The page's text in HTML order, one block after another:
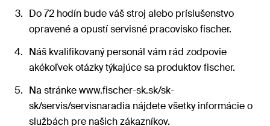
Do 72 hodín bude váš stroj alebo príslušenstvo
opravené a opustí servisné pracovisko fischer.
Náš kvalifikovaný personál vám rád zodpovie
akékoľvek otázky týkajúce sa produktov fischer.
Na stránke www.fischer-sk.sk/sk-
sk/servis/servisnaradia nájdete všetky informácie o
službách pre našich zákazníkov.